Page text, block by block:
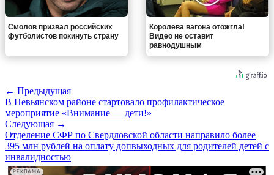
Смолов призвал российских
футболистов покинуть страну
Королева вагона отожгла!
Видео не оставит
равнодушным
← Предыдущая
В Невьянском районе стартовало профилактическое
мероприятие «Внимание — дети!»
Следующая →
Отделение СФР по Свердловской области направило более
395 млн рублей на оплату допвыходных для родителей детей с
инвалидностью
РЕКЛАМА